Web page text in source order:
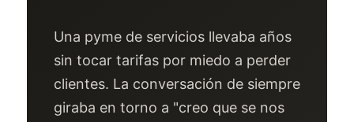
Una pyme de servicios llevaba años
sin tocar tarifas por miedo a perder
clientes. La conversación de siempre
giraba en torno a "creo que se nos